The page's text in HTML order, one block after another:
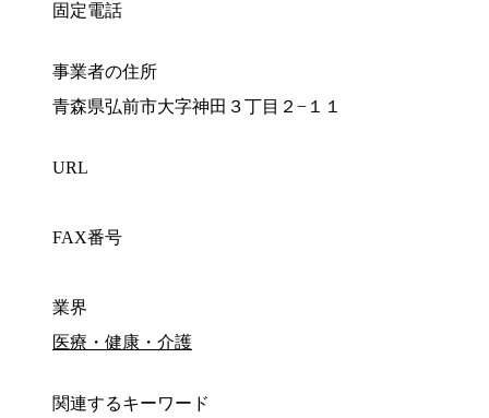
固定電話
事業者の住所
青森県弘前市大字神田３丁目２−１１
URL
FAX番号
業界
医療・健康・介護
関連するキーワード